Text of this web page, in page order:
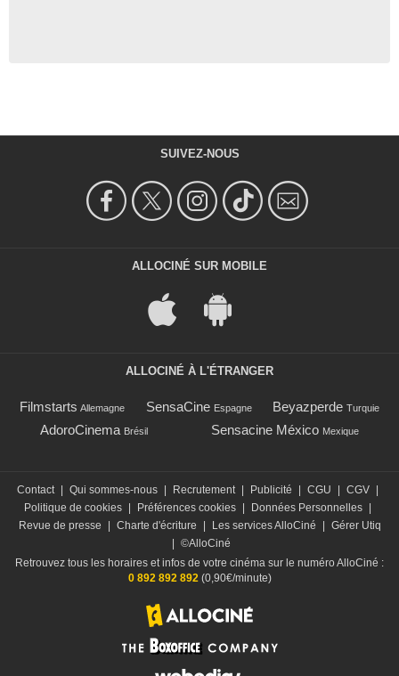
SUIVEZ-NOUS
ALLOCINÉ SUR MOBILE
ALLOCINÉ À L'ÉTRANGER
Filmstarts Allemagne SensaCine Espagne Beyazperde Turquie
AdoroCinema Brésil Sensacine México Mexique
Contact Qui sommes-nous Recrutement Publicité CGU CGV
Politique de cookies
Préférences cookies Données Personnelles
Revue de presse
Charte d'écriture Les services AlloCiné
Gérer Utiq
©AlloCiné
Retrouvez tous les horaires et infos de votre cinéma sur le numéro AlloCiné :
0 892 892 892(0,90€/minute)